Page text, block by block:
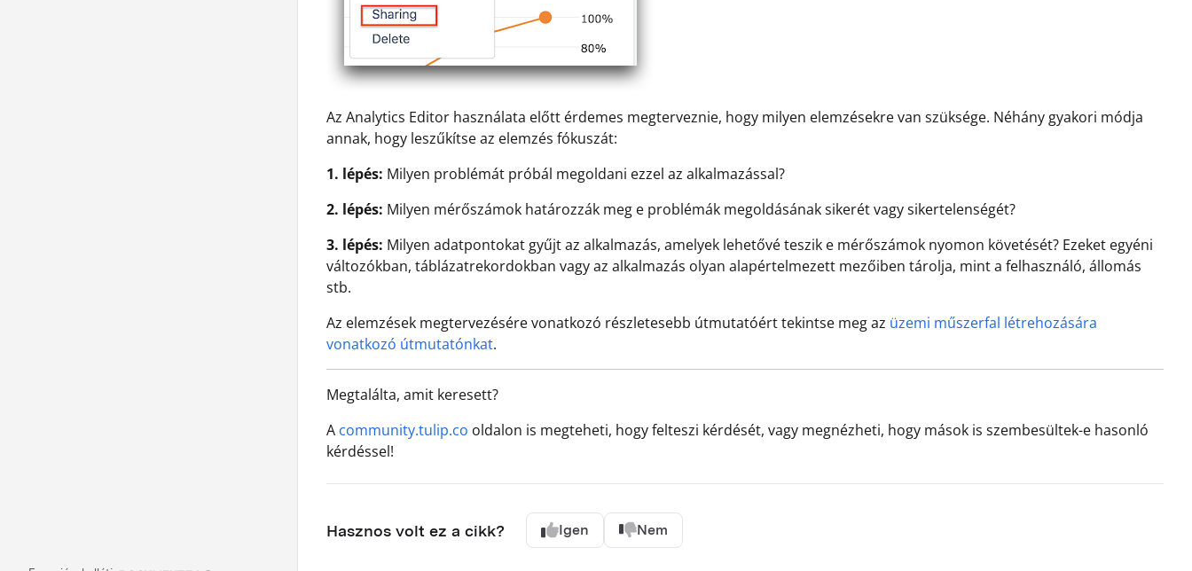
Az Analytics Editor használata előtt érdemes megterveznie, hogy milyen elemzésekre van szüksége. Néhány gyakori módja
annak, hogy leszűkítse az elemzés fókuszát:
1. lépés: Milyen problémát próbál megoldani ezzel az alkalmazással?
2. lépés: Milyen mérőszámok határozzák meg e problémák megoldásának sikerét vagy sikertelenségét?
3. lépés: Milyen adatpontokat gyűjt az alkalmazás, amelyek lehetővé teszik e mérőszámok nyomon követését? Ezeket egyéni
változókban, táblázatrekordokban vagy az alkalmazás olyan alapértelmezett mezőiben tárolja, mint a felhasználó, állomás
stb.
Az elemzések megtervezésére vonatkozó részletesebb útmutatóért tekintse meg az üzemi műszerfal létrehozására
vonatkozó útmutatónkat.
Megtalálta, amit keresett?
A community.tulip.co oldalon is megteheti, hogy felteszi kérdését, vagy megnézheti, hogy mások is szembesültek-e hasonló
kérdéssel!
Hasznos volt ez a cikk? Igen Nem